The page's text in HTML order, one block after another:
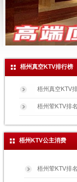
梧州真空KTV排行榜
梧州真空KTV
梧州荤KTV排名
梧州KTV公主消费
梧州荤KTV排名